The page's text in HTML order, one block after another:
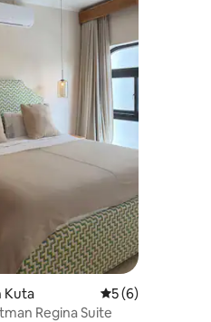
157
Kuta Prosječna
5 (6)
Regina Suite